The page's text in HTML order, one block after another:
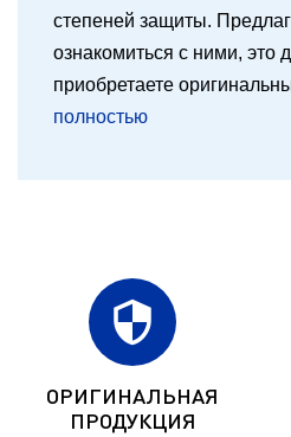
степеней защиты.
ознакомиться с ними, это
приобретаете
полностью
security
ОРИГИНАЛЬНАЯ
ПРОДУКЦИЯ